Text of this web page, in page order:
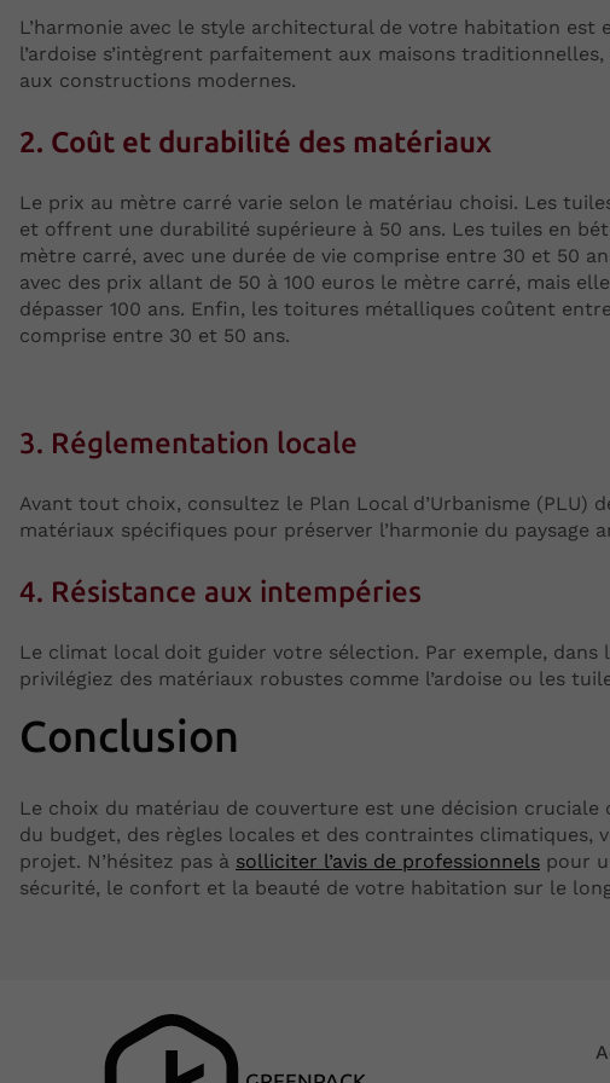
L’harmonie avec le style architectural de votre habitation
l’ardoise s’intègrent parfaitement aux maisons
aux constructions modernes.
2. Coût et durabilité des matériaux
Le prix au mètre carré varie selon le matériau choisi. Les
et offrent une durabilité supérieure à 50 ans. Les tuiles en
mètre carré, avec une durée de vie comprise entre 30 et 50
avec des prix allant de 50 à 100 euros le mètre carré, mais
dépasser 100 ans. Enfin, les toitures métalliques coûtent
comprise entre 30 et 50 ans.
3. Réglementation locale
Avant tout choix, consultez le Plan Local d’Urbanisme (PLU)
matériaux spécifiques pour préserver l’harmonie du paysage
4. Résistance aux intempéries
Le climat local doit guider votre sélection. Par exemple, dans
privilégiez des matériaux robustes comme l’ardoise ou les
Conclusion
Le choix du matériau de couverture est une décision
du budget, des règles locales et des contraintes
projet. N’hésitez pas à solliciter l’avis de professionnels pour
sécurité, le confort et la beauté de votre habitation sur le